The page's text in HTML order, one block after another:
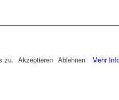
zu. Akzeptieren Ablehnen Mehr